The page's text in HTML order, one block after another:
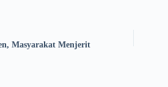
Masyarakat Menjerit